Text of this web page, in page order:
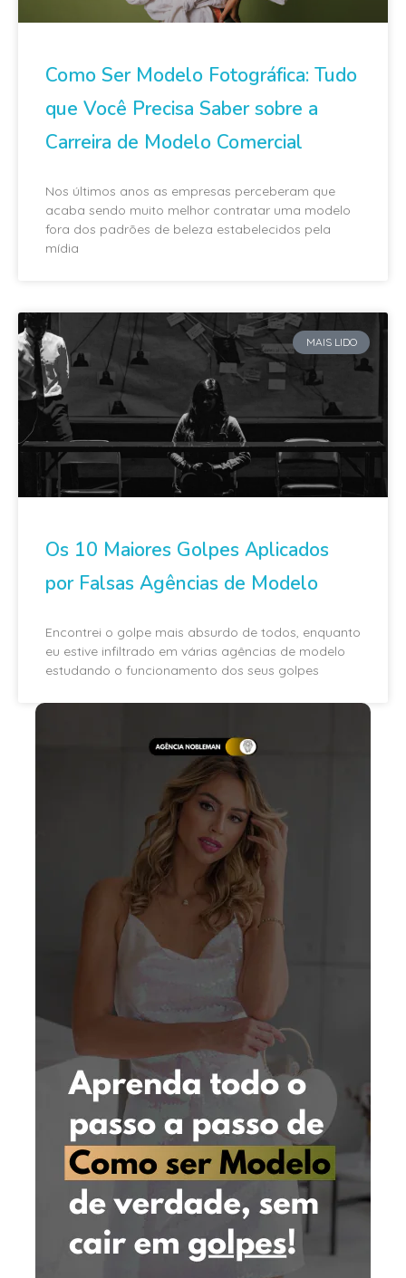
Como Ser Modelo Fotográfica: Tudo
que Você Precisa Saber sobre a
Carreira de Modelo Comercial
Nos últimos anos as empresas perceberam que
acaba sendo muito melhor contratar uma modelo
fora dos padrões de beleza estabelecidos pela
mídia
MAIS LIDO
Os 10 Maiores Golpes Aplicados
por Falsas Agências de Modelo
Encontrei o golpe mais absurdo de todos, enquanto
eu estive infiltrado em várias agências de modelo
estudando o funcionamento dos seus golpes